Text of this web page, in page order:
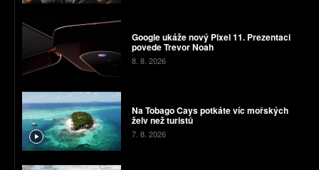
Google ukáže nový Pixel 11. Prezentaci
povede Trevor Noah
8. 8. 2026
Na Tobago Cays potkáte víc mořských
želv než turistů
7. 8. 2026